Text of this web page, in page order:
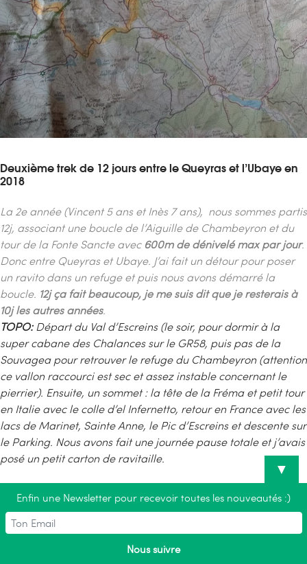
Deuxième trek de 12 jours entre le Queyras et l’Ubaye en
2018
La 2e année (Vincent 5 ans et Inès 7 ans), nous sommes partis
12j, associant une boucle de l’Aiguille de Chambeyron et du
tour de la Fonte Sancte avec 600m de dénivelé max par jour.
Donc entre Queyras et Ubaye. J’ai fait un détour pour poser
un ravito dans un refuge et puis nous avons démarré la
boucle. 12j ça fait beaucoup, je me suis dit que je resterais à
10j les autres années.
TOPO:Départ du Val d’Escreins (le soir, pour dormir à la
super cabane des Chalances sur le GR58, puis pas de la
Souvagea pour retrouver le refuge du Chambeyron (attention
ce vallon raccourci est sec et assez instable concernant le
pierrier). Ensuite, un sommet : la tête de la Fréma et petit tour
en Italie avec le colle d’el Infernetto, retour en France avec les
lacs de Marinet, Sainte Anne, le Pic d’Escreins et descente sur
le Parking. Nous avons fait une journée pause totale et j’avais
posé un petit carton de ravitaille.
▼
Enfin une Newsletter pour recevoir toutes les nouveautés :)